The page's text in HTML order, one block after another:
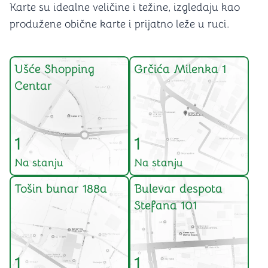
Karte su idealne veličine i težine, izgledaju kao
produžene obične karte i prijatno leže u ruci.
Ušće Shopping
Centar
1
Na stanju
Grčića Milenka 1
1
Na stanju
Tošin bunar 188a
1
Bulevar despota
Stefana 101
1